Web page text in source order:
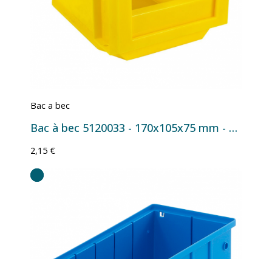
Bac a bec
Bac à bec 5120033 - 170x105x75 mm - 1 L Jaune
2,15 €